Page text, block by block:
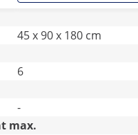
45 x 90 x 180 cm
6
-
max.